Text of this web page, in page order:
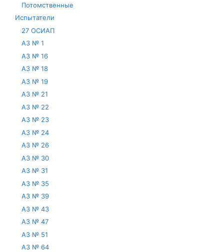
Потомственные
Испытатели
27 ОСИАП
АЗ № 1
АЗ № 16
АЗ № 18
АЗ № 19
АЗ № 21
АЗ № 22
АЗ № 23
АЗ № 24
АЗ № 26
АЗ № 30
АЗ № 31
АЗ № 35
АЗ № 39
АЗ № 43
АЗ № 47
АЗ № 51
АЗ № 64